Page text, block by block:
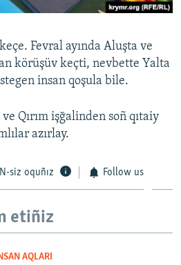
Fevral ayında Aluşta ve
körüşüv keçti, nevbette Yalta
insan qoşula bile.
Qırım işğalinden soñ qıtaiy
azırlay.
siz oquñız Follow us
etiñiz
AQLARI